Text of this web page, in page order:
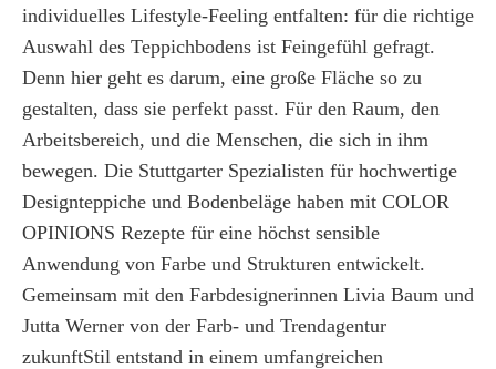
individuelles Lifestyle-Feeling entfalten: für die richtige
Auswahl des Teppichbodens ist Feingefühl gefragt.
Denn hier geht es darum, eine große Fläche so zu
gestalten, dass sie perfekt passt. Für den Raum, den
Arbeitsbereich, und die Menschen, die sich in ihm
bewegen. Die Stuttgarter Spezialisten für hochwertige
Designteppiche und Bodenbeläge haben mit COLOR
OPINIONS Rezepte für eine höchst sensible
Anwendung von Farbe und Strukturen entwickelt.
Gemeinsam mit den Farbdesignerinnen Livia Baum und
Jutta Werner von der Farb- und Trendagentur
zukunftStil entstand in einem umfangreichen